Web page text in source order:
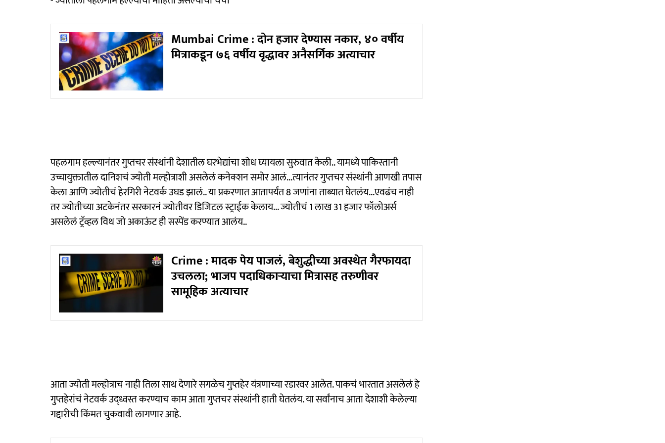
Mumbai Crime : दोन हजार देण्यास नकार, ४० वर्षीय
मित्राकडून ७६ वर्षीय वृद्धावर अनैसर्गिक अत्याचार
पहलगाम हल्ल्यानंतर गुप्तचर संस्थांनी देशातील घरभेद्यांचा शोध घ्यायला सुरुवात केली.. यामध्ये पाकिस्तानी
उच्चायुक्तातील दानिशचं ज्योती मल्होत्राशी असलेलं कनेक्शन समोर आलं...त्यानंतर गुप्तचर संस्थांनी आणखी तपास
केला आणि ज्योतीचं हेरगिरी नेटवर्क उघड झालं.. या प्रकरणात आतापर्यंत 8 जणांना ताब्यात घेतलंय...एवढंच नाही
तर ज्योतीच्या अटकेनंतर सरकारनं ज्योतीवर डिजिटल स्ट्राईक केलाय... ज्योतीचं 1 लाख 31 हजार फॉलोअर्स
असलेलं ट्रॅव्हल विथ जो अकाऊंट ही सस्पेंड करण्यात आलंय..
Crime : मादक पेय पाजलं, बेशुद्धीच्या अवस्थेत गैरफायदा
उचलला; भाजप पदाधिकाऱ्याचा मित्रासह तरुणीवर
सामूहिक अत्याचार
आता ज्योती मल्होत्राच नाही तिला साथ देणारे सगळेच गुप्तहेर यंत्रणाच्या रडारवर आलेत. पाकचं भारतात असलेलं हे
गुप्तहेरांचं नेटवर्क उद्ध्वस्त करण्याच काम आता गुप्तचर संस्थांनी हाती घेतलंय. या सर्वांनाच आता देशाशी केलेल्या
गद्दारीची किंमत चुकवावी लागणार आहे.